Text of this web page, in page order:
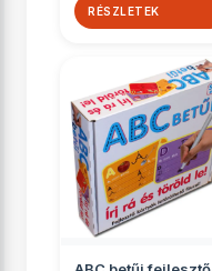
RÉSZLETEK